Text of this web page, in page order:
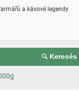
a kávové legendy
Keresés